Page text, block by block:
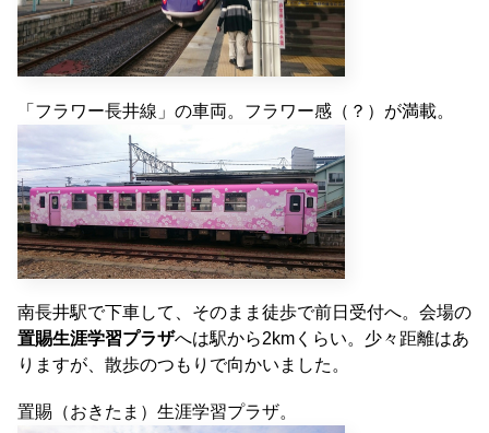
「フラワー長井線」の車両。フラワー感（？）が満載。
南長井駅で下車して、そのまま徒歩で前日受付へ。会場の
置賜生涯学習プラザへは駅から2kmくらい。少々距離はあ
りますが、散歩のつもりで向かいました。
置賜（おきたま）生涯学習プラザ。